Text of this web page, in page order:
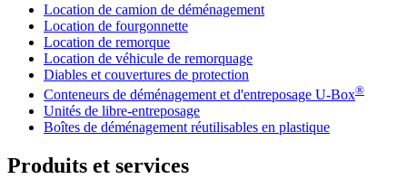
Location de camion de déménagement
Location de fourgonnette
Location de remorque
Location de véhicule de remorquage
Diables et couvertures de protection
Conteneurs de déménagement et d'entreposage U-Box®
Unités de libre-entreposage
Boîtes de déménagement réutilisables en plastique
Produits et services